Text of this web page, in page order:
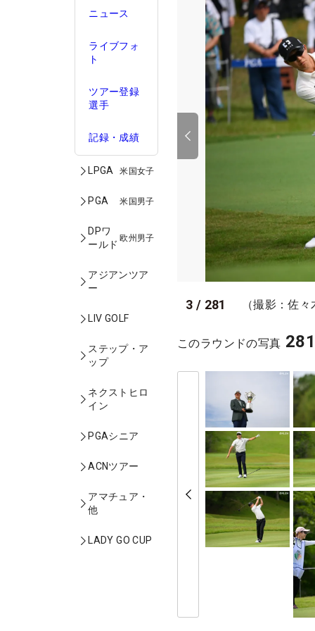
ニュース
ライブフォ
ト
ツアー登録
選手
記録・成績
LPGA 米国女子
PGA 米国男子
DPワ
ールド
欧州男子
アジアンツア
ー
LIV GOLF
ステップ・ア
ップ
ネクストヒロ
イン
PGAシニア
ACNツアー
アマチュア・
他
LADY GO CUP
3 / 281 （撮影：佐
このラウンドの写真